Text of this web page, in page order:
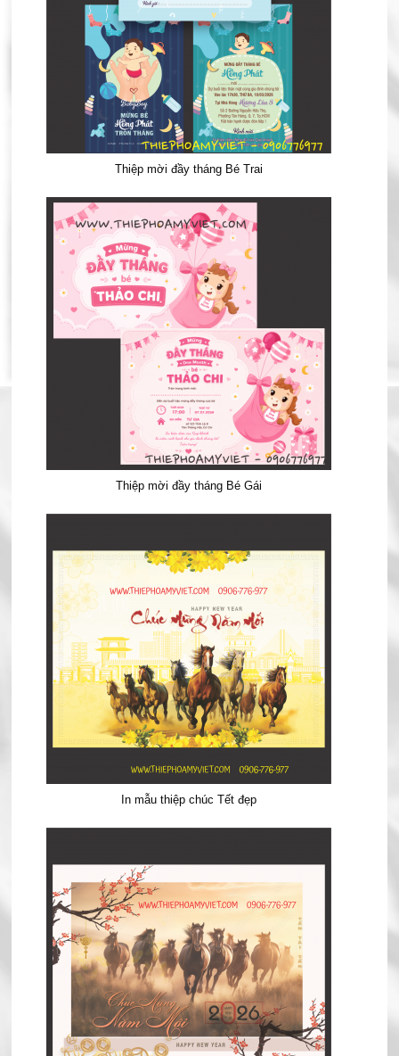
Thiệp mời đầy tháng Bé Trai
Thiệp mời đầy tháng Bé Gái
In mẫu thiệp chúc Tết đẹp